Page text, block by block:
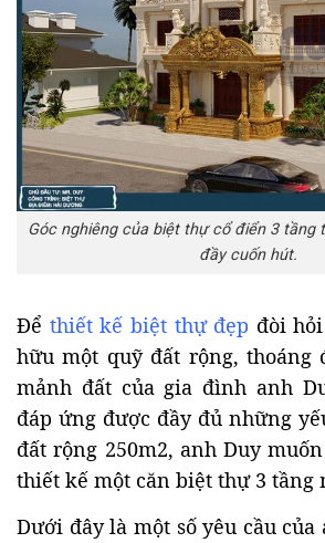
Góc nghiêng của biệt thự cổ điển 3 tầng
đầy cuốn hút.
Để thiết kế biệt thự đẹp đòi
hữu một quỹ đất rộng, thoáng
mảnh đất của gia đình anh
đáp ứng được đầy đủ những
đất rộng 250m2, anh Duy
thiết kế một căn biệt thự 3 tầng
Dưới đây là một số yêu cầu